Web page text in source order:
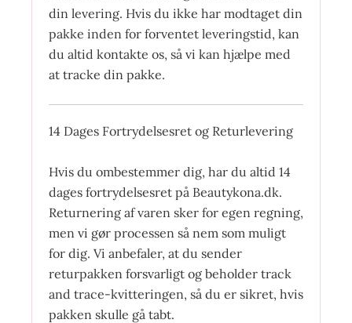
din levering. Hvis du ikke har modtaget din
pakke inden for forventet leveringstid, kan
du altid kontakte os, så vi kan hjælpe med
at tracke din pakke.
14 Dages Fortrydelsesret og Returlevering
Hvis du ombestemmer dig, har du altid 14
dages fortrydelsesret på Beautykona.dk.
Returnering af varen sker for egen regning,
men vi gør processen så nem som muligt
for dig. Vi anbefaler, at du sender
returpakken forsvarligt og beholder track
and trace-kvitteringen, så du er sikret, hvis
pakken skulle gå tabt.